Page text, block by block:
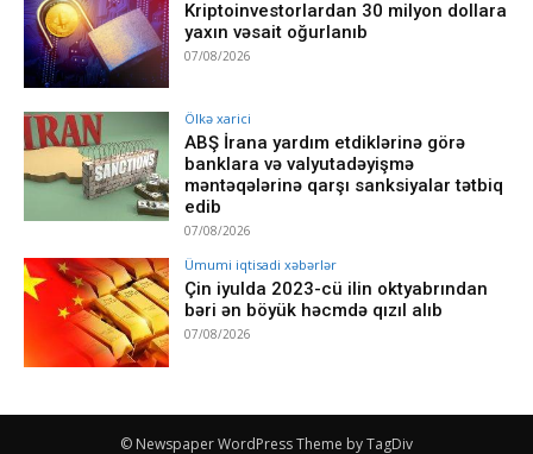
Kriptoinvestorlardan 30 milyon dollara
yaxın vəsait oğurlanıb
07/08/2026
Ölkə xarici
ABŞ İrana yardım etdiklərinə görə
banklara və valyutadəyişmə
məntəqələrinə qarşı sanksiyalar tətbiq
edib
07/08/2026
Ümumi iqtisadi xəbərlər
Çin iyulda 2023-cü ilin oktyabrından
bəri ən böyük həcmdə qızıl alıb
07/08/2026
© Newspaper WordPress Theme by TagDiv